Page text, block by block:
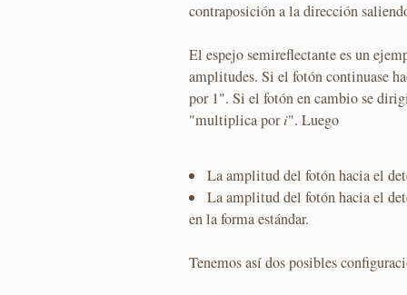
contraposición a la dirección
El espejo semireflectante es un
amplitudes. Si el fotón continuase
por 1". Si el fotón en cambio se
"multiplica pori". Luego
La amplitud del fotón hacia el
La amplitud del fotón hacia el
en la forma estándar.
Tenemos así dos posibles